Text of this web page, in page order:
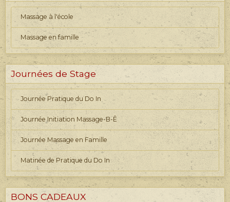
Massage à l'école
Massage en famille
Journées de Stage
Journée Pratique du Do In
Journée Initiation Massage-B-Ê
Journée Massage en Famille
Matinée de Pratique du Do In
BONS CADEAUX